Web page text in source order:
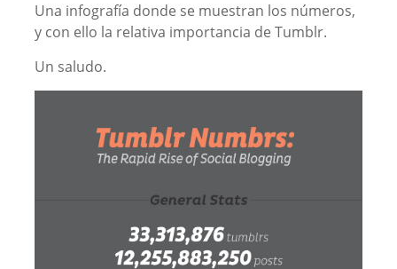
Una infografía donde se muestran los números,
y con ello la relativa importancia de Tumblr.
Un saludo.